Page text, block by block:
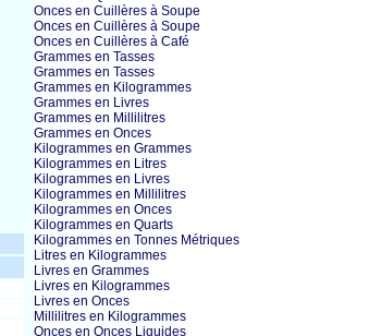
Onces en Cuillères à Soupe
Onces en Cuillères à Soupe
Onces en Cuillères à Café
Grammes en Tasses
Grammes en Tasses
Grammes en Kilogrammes
Grammes en Livres
Grammes en Millilitres
Grammes en Onces
Kilogrammes en Grammes
Kilogrammes en Litres
Kilogrammes en Livres
Kilogrammes en Millilitres
Kilogrammes en Onces
Kilogrammes en Quarts
Kilogrammes en Tonnes Métriques
Litres en Kilogrammes
Livres en Grammes
Livres en Kilogrammes
Livres en Onces
Millilitres en Kilogrammes
Onces en Onces Liquides